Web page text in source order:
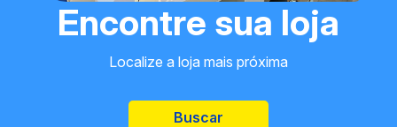
Encontre sua loja
Localize a loja mais próxima
Buscar